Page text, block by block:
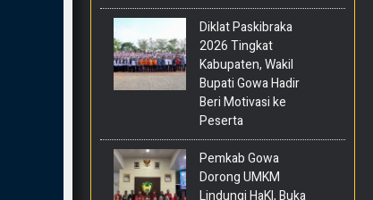
Diklat Paskibraka
2026 Tingkat
Kabupaten, Wakil
Bupati Gowa Hadir
Beri Motivasi ke
Peserta
Pemkab Gowa
Dorong UMKM
Lindungi HaKI, Buka